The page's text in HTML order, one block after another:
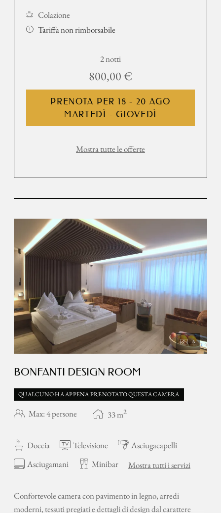
Colazione
Tariffa non rimborsabile
2 notti
800,00 €
PRENOTA PER 18 - 20 AGO
MARTEDÌ - GIOVEDÌ
Mostra tutte le offerte
6
BONFANTI DESIGN ROOM
QUALCUNO HA APPENA PRENOTATO QUESTA CAMERA
Max: 4 persone 33m2
Doccia Televisione
Asciugacapelli
Asciugamani
Minibar Mostra tutti i servizi
Confortevole camera con pavimento in legno, arredi
moderni, tessuti pregiati e dettagli di design dal carattere